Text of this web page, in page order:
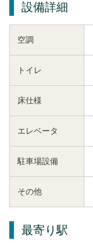
設備詳細
空調
トイレ
床仕様
エレベータ
駐車場設備
その他
最寄り駅